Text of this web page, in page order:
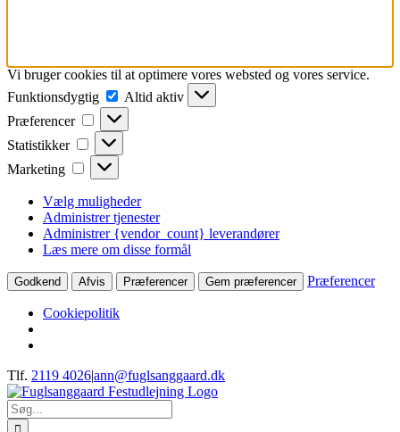
Vi bruger cookies til at optimere vores websted og vores service.
Funktionsdygtig
Funktionsdygtig
Altid aktiv
Præferencer
Præferencer
Statistikker Statistikker
Marketing Marketing
Vælg muligheder
Administrer tjenester
Administrer {vendor_count} leverandører
Læs mere om disse formål
Godkend Afvis Præferencer Gem præferencer Præferencer
Cookiepolitik
Skip
to
content
Tlf. 2119 4026|ann@fuglsanggaard.dk
Søg
efter: